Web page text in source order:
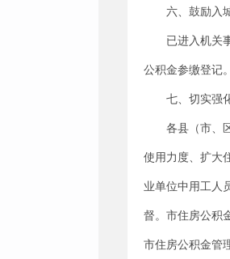
六、鼓励入
已进入机关
公积金参缴登记
七、切实强
各县（市、
使用力度、扩大
业单位中用工人
督。市住房公积
市住房公积金管